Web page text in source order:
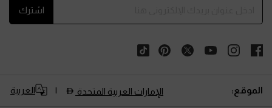
اشترك
الموقع: الإمارات العربية المتحدة العربية